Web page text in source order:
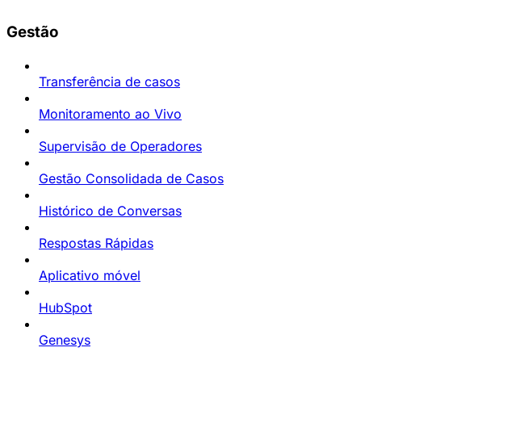
Gestão
Transferência de casos
Monitoramento ao Vivo
Supervisão de Operadores
Gestão Consolidada de Casos
Histórico de Conversas
Respostas Rápidas
Aplicativo móvel
HubSpot
Genesys